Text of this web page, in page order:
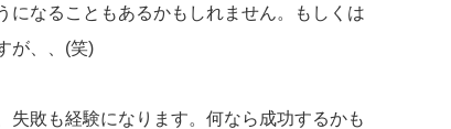
になることもあるかもしれません。もしくは
が、、(笑)
敗も経験になります。何なら成功するかも